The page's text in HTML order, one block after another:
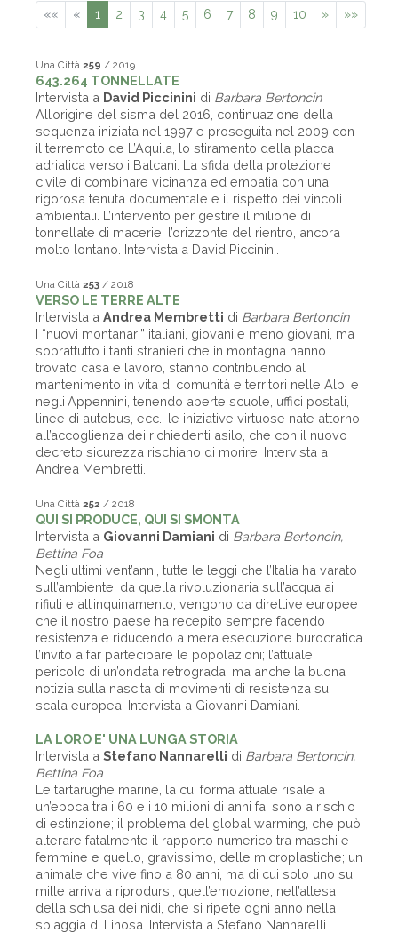
«« « 1 2 3 4 5 6 7 8 9 10 » »»
Una Città 259 / 2019
643.264 TONNELLATE
Intervista a David Piccinini di Barbara Bertoncin
All’origine del sisma del 2016, continuazione della
sequenza iniziata nel 1997 e proseguita nel 2009 con
il terremoto de L’Aquila, lo stiramento della placca
adriatica verso i Balcani. La sfida della protezione
civile di combinare vicinanza ed empatia con una
rigorosa tenuta documentale e il rispetto dei vincoli
ambientali. L’intervento per gestire il milione di
tonnellate di macerie; l’orizzonte del rientro, ancora
molto lontano. Intervista a David Piccinini.
Una Città 253 / 2018
VERSO LE TERRE ALTE
Intervista a Andrea Membretti di Barbara Bertoncin
I “nuovi montanari” italiani, giovani e meno giovani, ma
soprattutto i tanti stranieri che in montagna hanno
trovato casa e lavoro, stanno contribuendo al
mantenimento in vita di comunità e territori nelle Alpi e
negli Appennini, tenendo aperte scuole, uffici postali,
linee di autobus, ecc.; le iniziative virtuose nate attorno
all’accoglienza dei richiedenti asilo, che con il nuovo
decreto sicurezza rischiano di morire. Intervista a
Andrea Membretti.
Una Città 252 / 2018
QUI SI PRODUCE, QUI SI SMONTA
Intervista a Giovanni Damiani di Barbara Bertoncin,
Bettina Foa
Negli ultimi vent’anni, tutte le leggi che l’Italia ha varato
sull’ambiente, da quella rivoluzionaria sull’acqua ai
rifiuti e all’inquinamento, vengono da direttive europee
che il nostro paese ha recepito sempre facendo
resistenza e riducendo a mera esecuzione burocratica
l’invito a far partecipare le popolazioni; l’attuale
pericolo di un’ondata retrograda, ma anche la buona
notizia sulla nascita di movimenti di resistenza su
scala europea. Intervista a Giovanni Damiani.
LA LORO E' UNA LUNGA STORIA
Intervista a Stefano Nannarelli di Barbara Bertoncin,
Bettina Foa
Le tartarughe marine, la cui forma attuale risale a
un’epoca tra i 60 e i 10 milioni di anni fa, sono a rischio
di estinzione; il problema del global warming, che può
alterare fatalmente il rapporto numerico tra maschi e
femmine e quello, gravissimo, delle microplastiche; un
animale che vive fino a 80 anni, ma di cui solo uno su
mille arriva a riprodursi; quell’emozione, nell’attesa
della schiusa dei nidi, che si ripete ogni anno nella
spiaggia di Linosa. Intervista a Stefano Nannarelli.